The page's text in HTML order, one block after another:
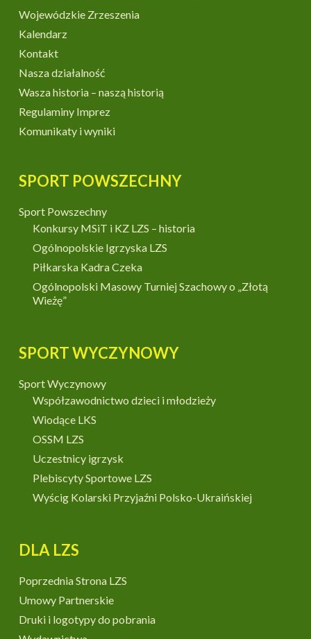
Wojewódzkie Zrzeszenia
Kalendarz
Kontakt
Nasza działalność
Wasza historia – naszą historią
Regulaminy Imprez
Komunikaty i wyniki
SPORT POWSZECHNY
Sport Powszechny
Konkursy MSiT i KZ LZS – historia
Ogólnopolskie Igrzyska LZS
Piłkarska Kadra Czeka
Ogólnopolski Masowy Turniej Szachowy o „Złotą
Wieżę”
SPORT WYCZYNOWY
Sport Wyczynowy
Współzawodnictwo dzieci i młodzieży
Wiodące LKS
OSSM LZS
Uczestnicy igrzysk
Plebiscyty Sportowe LZS
Wyścig Kolarski Przyjaźni Polsko-Ukraińskiej
DLA LZS
Poprzednia Strona LZS
Umowy Partnerskie
Druki i logotypy do pobrania